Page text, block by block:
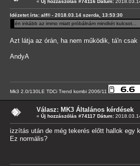
« Új hozzászólás #74116 Dátum:
Idézetet írta: alf® - 2018.03.14 szerda, 13:53:30
én inkább az immo miatt próbálnám mindkét kulcsot...
Azt látja az órán, ha nem működik, tá'n csak
AndyA
Mk3 2.0/130LE TDCi Trend kombi 2006/11
Válasz: MK3 Általános kérdések
« Új hozzászólás #74117 Dátum:
izzítás után de még tekerés előtt hallok egy
Ez normális?